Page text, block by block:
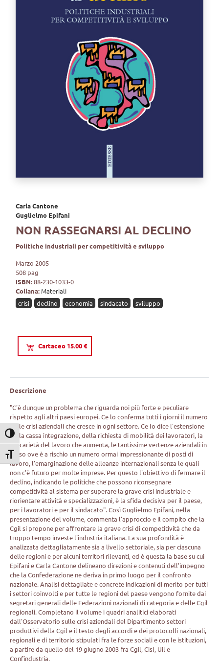
Attiva/disattiva alto contrasto
Attiva/disattiva dimensione testo
Carla Cantone
Guglielmo Epifani
NON RASSEGNARSI AL DECLINO
Politiche industriali per competitività e sviluppo
Marzo 2005
508 pag
ISBN:88-230-1033-0
Collana: Materiali
crisi
declino economia sindacato sviluppo
Cartaceo 15.00 €
Descrizione
"C'è dunque un problema che riguarda noi più forte e peculiare
rispetto agli altri paesi europei. Ce lo conferma tutti i giorni il numero
delle crisi aziendali che cresce in ogni settore. Ce lo dice l'estensione
della cassa integrazione, della richiesta di mobilità dei lavoratori, la
precarietà del lavoro che aumenta, le tantissime vertenze aziendali in
corso ove è a rischio un numero ormai impressionante di posti di
lavoro, l'emarginazione delle alleanze internazionali senza le quali
non c'è futuro per molte imprese. Per questo l'obiettivo di fermare il
declino, indicando le politiche che possono riconsegnare
competitività al sistema per superare la grave crisi industriale e
riorientare attività e specializzazioni, è la sfida decisiva per il paese,
per i lavoratori e per il sindacato". Così Guglielmo Epifani, nella
presentazione del volume, commenta l'approccio e il compito che la
Cgil si propone per affrontare la grave crisi di competitività che da
troppo tempo investe l'industria italiana. La sua profondità è
analizzata dettagliatamente sia a livello settoriale, sia per ciascuna
delle regioni e per alcuni territori rilevanti, ed è questa la base su cui
Epifani e Carla Cantone delineano direzioni e contenuti dell'impegno
che la Confederazione ne deriva in primo luogo per il confronto
nazionale. Analisi dettagliate e concrete indicazioni di merito per tutti
i settori coinvolti e per tutte le regioni del paese vengono fornite dai
segretari generali delle Federazioni nazionali di categoria e delle Cgil
regionali. Completano il volume i quadri analitici elaborati
dall'Osservatorio sulle crisi aziendali del Dipartimento settori
produttivi della Cgil e il testo degli accordi e dei protocolli nazionali,
regionali e di territorio stipulati fra le forze sociali e con le istituzioni,
a partire da quello del 19 giugno 2003 fra Cgil, Cisl, Uil e
Confindustria.